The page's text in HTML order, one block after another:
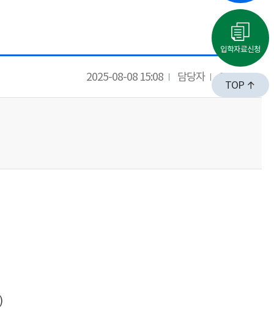
2025-08-08 15:08 담당자 23086
)
입학자료신청
TOP